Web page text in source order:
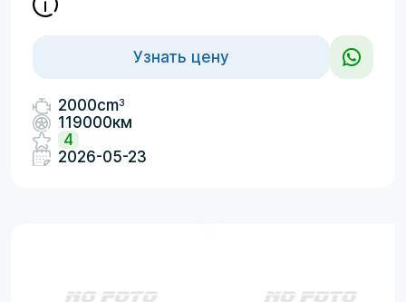
Узнать цену
2000cm3
119000км
4
2026-05-23